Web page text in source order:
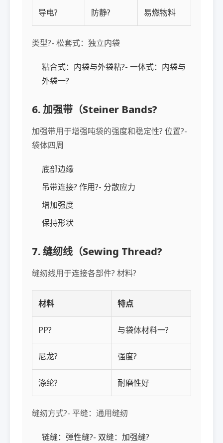
导电? 防静? 易燃物料
类型?- 松套式：独立内袋
粘合式：内袋与外袋粘?- 一体式：内袋与
外袋一?
6. 加强带（Steiner Bands?
加强带用于增强吨袋的强度和稳定性? 位置?-
袋体四周
底部边缘
吊带连接? 作用?- 分散应力
增加强度
保持形状
7. 缝纫线（Sewing Thread?
缝纫线用于连接各部件? 材料?
材料 特点
PP? 与袋体材料一?
尼龙? 强度?
涤纶? 耐磨性好
缝纫方式?- 平缝：通用缝纫
链缝：弹性缝?- 双缝：加强缝?